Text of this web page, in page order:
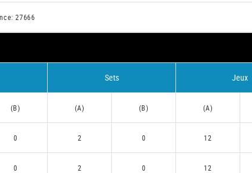
27666
Sets Jeux
(B) (A) (B) (A)
0 2 0 12
0 2 0 12